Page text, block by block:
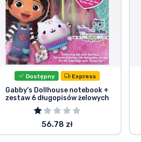
Dostępny Express
Gabby's Dollhouse notebook +
zestaw 6 długopisów żelowych
56.78 zł